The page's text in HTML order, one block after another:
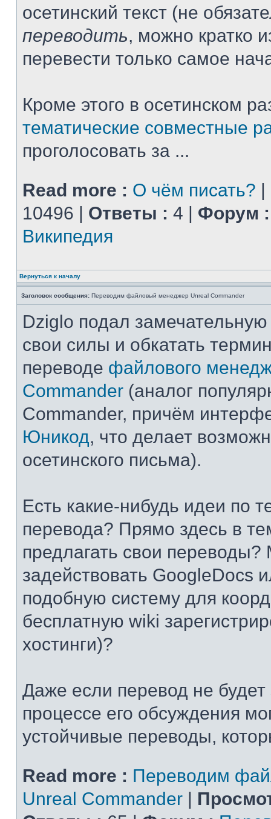
осетинский текст (не
переводить, можно кратко
перевести только самое
Кроме этого в осетинском
тематические совместные
проголосовать за ...
Read more : О чём писать? |
10496 | Ответы : 4 | Форум :
Википедия
Вернуться к началу
Заголовок сообщения: Переводим файловый менеджер Unreal Commander
Dziglo подал
свои силы и обкатать
переводе файлового
Commander (аналог
Commander, причём
Юникод, что делает
осетинского письма).
Есть какие-нибудь идеи по
перевода? Прямо здесь в
предлагать свои переводы?
задействовать GoogleDocs
подобную систему для
бесплатную wiki
хостинги)?
Даже если перевод не
процессе его обсуждения
устойчивые переводы,
Read more : Переводим
Unreal Commander |